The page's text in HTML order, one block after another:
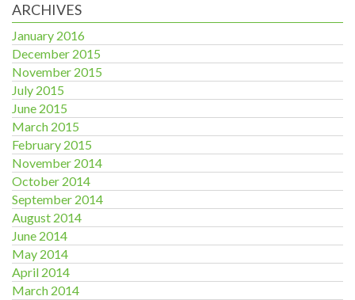
ARCHIVES
January 2016
December 2015
November 2015
July 2015
June 2015
March 2015
February 2015
November 2014
October 2014
September 2014
August 2014
June 2014
May 2014
April 2014
March 2014